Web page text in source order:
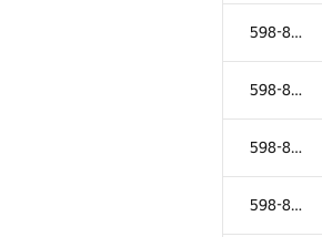
598-854
598-854
598-854
598-854